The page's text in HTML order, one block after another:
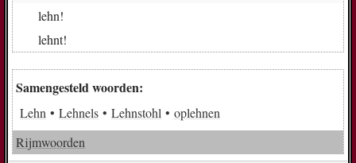
lehn!
lehnt!
Samengesteld woorden:
Lehn Lehnels Lehnstohl
oplehnen
Rijmwoorden